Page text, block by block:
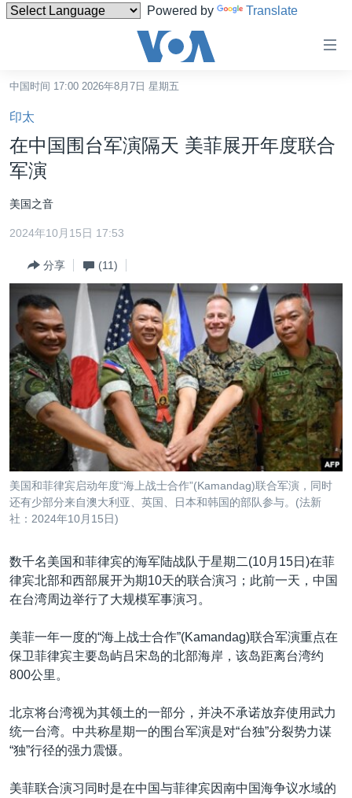
Powered by Translate
碍
链
接
转
内
容
到
转
到
检
中国
最新国际新闻
印太
中东
欧洲
非洲
美洲
全球议题
分类新闻
经济·金融·贸易
人权·法律·宗教
科教·文娱·体健
军事
劳工
环境
美中关系
热点专题
白宫要闻
国会报道
美中关系
美国建国250周年
埃博拉疫情
美国之音专访
重要讲话与声明
台海两岸关系
南中国海争端
关注新疆
GEN Z 看美国
VOA视频
VOA今日焦点
中文广播
关注我们
其他语言网站
中国时间 17:00 2026年8月7日 星期五
印太
在中国围台军演隔天 美菲展开年度联合
军演
美国之音
2024年10月15日 17:53
分享 (11)
美国和菲律宾启动年度“海上战士合作”(Kamandag)联合军演，同时
还有少部分来自澳大利亚、英国、日本和韩国的部队参与。(法新
社：2024年10月15日)
数千名美国和菲律宾的海军陆战队于星期二(10月15日)在菲
律宾北部和西部展开为期10天的联合演习；此前一天，中国
在台湾周边举行了大规模军事演习。
美菲一年一度的“海上战士合作”(Kamandag)联合军演重点在
保卫菲律宾主要岛屿吕宋岛的北部海岸，该岛距离台湾约
800公里。
北京将台湾视为其领土的一部分，并决不承诺放弃使用武力
统一台湾。中共称星期一的围台军演是对“台独”分裂势力谋
“独”行径的强力震慑。
美菲联合演习同时是在中国与菲律宾因南中国海争议水域的